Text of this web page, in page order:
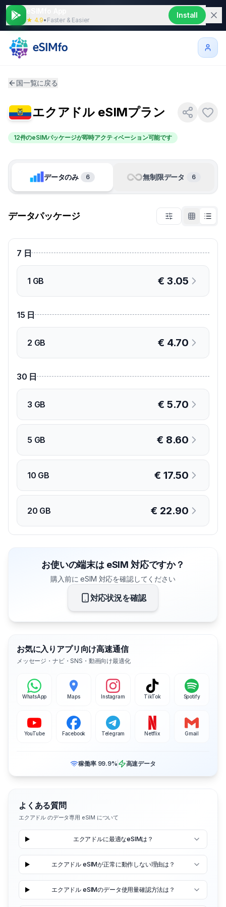
★ 4.9• Faster & Easier
Install
国一覧に戻る
エクアドル eSIMプラン
12件のeSIMパッケージが即時アクティベーション可能です
データのみ 6 無制限データ 6
データパッケージ
7 日
1 GB € 3.05
15 日
2 GB € 4.70
30 日
3 GB € 5.70
5 GB € 8.60
10 GB € 17.50
20 GB € 22.90
お使いの端末は eSIM 対応ですか？
購入前に eSIM 対応を確認してください
対応状況を確認
お気に入りアプリ向け高速通信
メッセージ・ナビ・SNS・動画向け最適化
WhatsApp Maps Instagram TikTok Spotify
YouTube Facebook Telegram Netflix Gmail
稼働率 99.9% 高速データ
よくある質問
エクアドル のデータ専用 eSIM について
エクアドルに最適なeSIMは？
エクアドル eSIMが正常に動作しない理由は？
エクアドル eSIMのデータ使用量確認方法は？